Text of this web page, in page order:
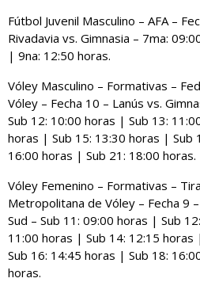
Fútbol Juvenil Masculino – AFA –
Rivadavia vs. Gimnasia – 7ma:
| 9na: 12:50 horas.
Vóley Masculino – Formativas –
Vóley – Fecha 10 – Lanús vs.
Sub 12: 10:00 horas | Sub 13:
horas | Sub 15: 13:30 horas | Sub
16:00 horas | Sub 21: 18:00 horas.
Vóley Femenino – Formativas –
Metropolitana de Vóley – Fecha 9
Sud – Sub 11: 09:00 horas | Sub
11:00 horas | Sub 14: 12:15 horas
Sub 16: 14:45 horas | Sub 18:
horas.